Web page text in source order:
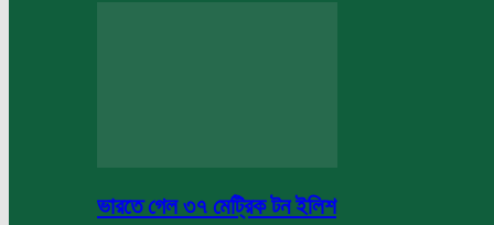
ভারতে গেল ৩৭ মেট্রিক টন ইলিশ